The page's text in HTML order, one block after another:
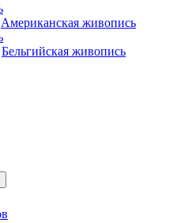
Американская живопись
Бельгийская живопись